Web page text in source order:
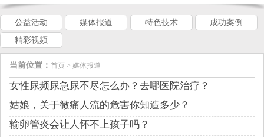
公益活动 媒体报道 特色技术
成功案例
精彩视频
当前位置： 首页 > 媒体报道
女性尿频尿急尿不尽怎么办？去哪医院治疗？
姑娘，关于微痛人流的危害你知造多少？
输卵管炎会让人怀不上孩子吗？